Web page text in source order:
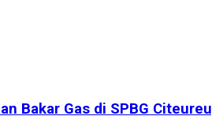
Bakar Gas di SPBG